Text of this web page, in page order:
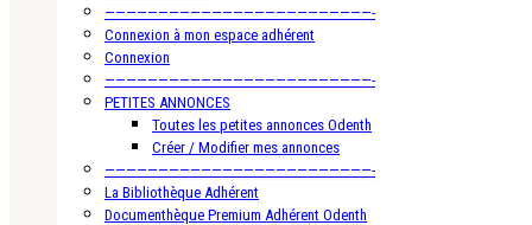
—————————————————————————-
Connexion à mon espace adhérent
Connexion
—————————————————————————-
PETITES ANNONCES
Toutes les petites annonces Odenth
Créer / Modifier mes annonces
—————————————————————————-
La Bibliothèque Adhérent
Documenthèque Premium Adhérent Odenth